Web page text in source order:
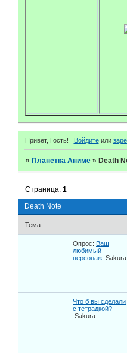
Привет, Гость! Войдитеили
» Планетка Аниме » Death
Death Note
Страница:1
Тема
Опрос: Ваш
любимый
персонаж Sakura
Что б вы сделали
с тетрадкой?
Sakura